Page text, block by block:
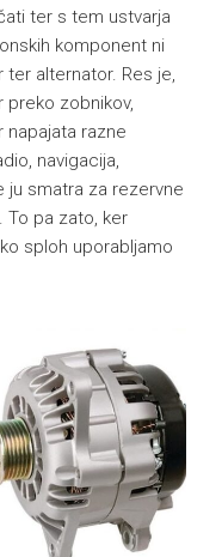
ter s tem ustvarja
komponent ni
ter alternator. Res je,
zobnikov,
napajata razne
navigacija,
ju smatra za rezervne
To pa zato, ker
sploh uporabljamo